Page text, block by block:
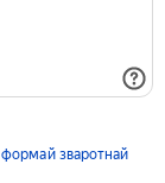
формай зваротнай